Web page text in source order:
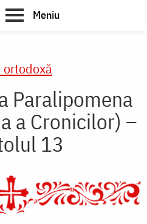
Meniu
Paralipomena
a Cronicilor) –
13